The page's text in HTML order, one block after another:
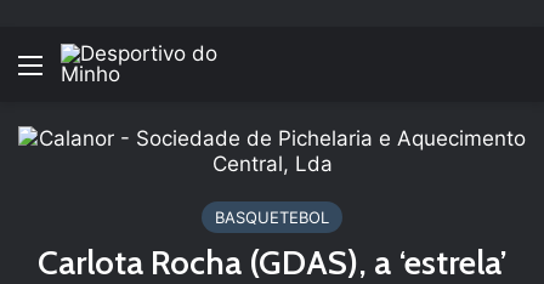
Menu
BASQUETEBOL
Carlota Rocha (GDAS), a ‘estrela’